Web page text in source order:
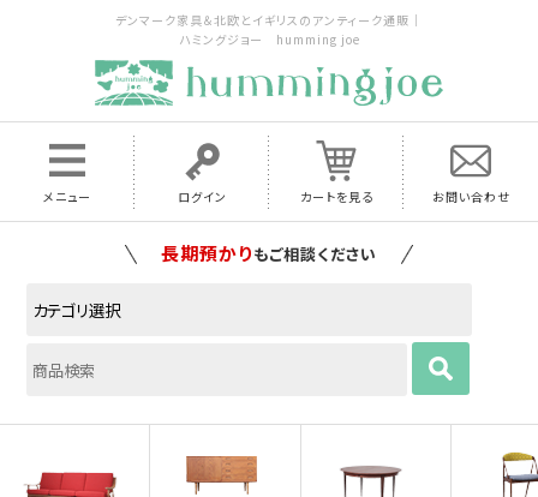
デンマーク家具＆北欧とイギリスのアンティーク通販｜
ハミングジョー humming joe
メニュー ログイン カートを見る お問い合わせ
家具の配送料は全国当店で負担いたします